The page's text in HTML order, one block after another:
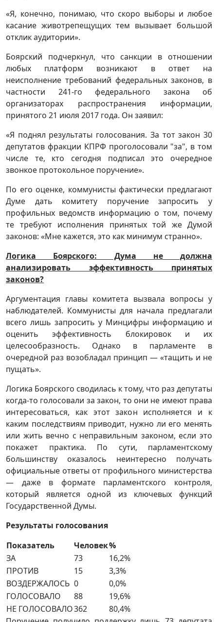
«Я, конечно, понимаю, что скоро выборы и любое
касание животрепещущих тем вызывает большой
отклик аудитории».
Боярский подчеркнул, что санкции в отношении
любых платформ возникают в ответ на
неисполнение требований федеральных законов, в
частности 241-го федерального закона об
организаторах распространения информации,
принятого 21 июля 2017 года. Он заявил:
«Я поднял результаты голосования. За тот закон 30
депутатов фракции КПРФ проголосовали "за", в том
числе те, кто сегодня подписал это очередное
звонкое протокольное поручение».
По его оценке, коммунисты фактически предлагают
Думе дать комитету поручение запросить у
профильных ведомств информацию о том, почему
те требуют исполнения принятых той же Думой
законов: «Мне кажется, это как минимум странно».
Логика Боярского: Дума не должна
анализировать эффективность принятых
законов?
Аргументация главы комитета вызвала вопросы у
наблюдателей. Коммунисты для начала предлагали
всего лишь запросить у Минцифры информацию и
оценить эффективность блокировок и их
целесообразность. Однако в парламенте в
очередной раз возобладал принцип — «тащить и не
пущать».
Логика Боярского сводилась к тому, что раз депутаты
когда-то голосовали за закон, то они не имеют права
интересоваться, как этот закон исполняется и к
каким последствиям приводит, нужно ли его менять
или жить вечно с неправильным законом, если это
покажет практика. По сути, парламентскому
большинству оказалось неинтересно получать
официальные ответы от профильного министерства
— даже в формате парламентского контроля,
который является одной из ключевых функций
Государственной Думы.
Результаты голосования
Показатель
Человек%
ЗА
73
16,2%
ПРОТИВ
15
3,3%
ВОЗДЕРЖАЛОСЬ 0
0,0%
ГОЛОСОВАЛО
88
19,6%
НЕ ГОЛОСОВАЛО362
80,4%